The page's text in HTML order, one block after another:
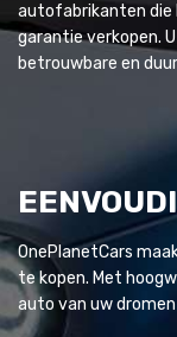
autofabrikanten die
garantie verkopen.
betrouwbare en
OnePlanetCars
te kopen. Met
auto van uw